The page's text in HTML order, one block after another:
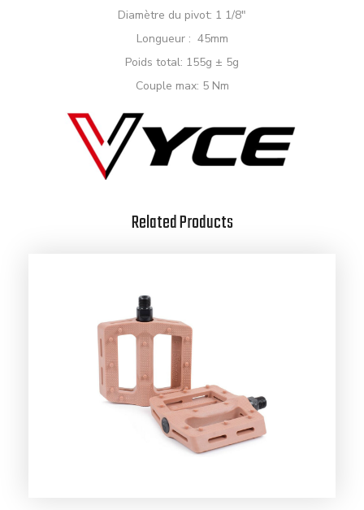
Diamètre du pivot: 1 1/8″
Longueur : 45mm
Poids total: 155g ± 5g
Couple max: 5 Nm
Related Products